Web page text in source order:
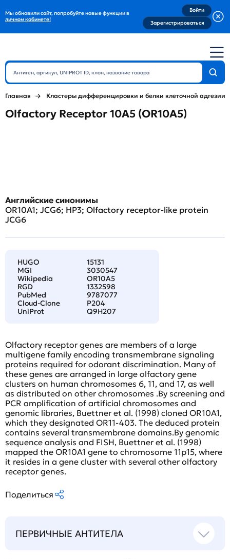
Мы обновили сайт, попробуйте новые функции в
личном кабинете!
Войти
Зарегистрироваться
Главная Кластеры дифференцировки и белки клеточной адгезии
Olfactory Receptor 10A5 (OR10A5)
Английские синонимы
OR10A1; JCG6; HP3; Olfactory receptor-like protein
JCG6
HUGO
15131
MGI
3030547
Wikipedia
OR10A5
RGD
1332598
PubMed
9787077
Cloud-Clone
P204
UniProt
Q9H207
Olfactory receptor genes are members of a large
multigene family encoding transmembrane signaling
proteins required for odorant discrimination. Many of
these genes are arranged in large olfactory gene
clusters on human chromosomes 6, 11, and 17, as well
as distributed on other chromosomes .By screening and
PCR amplification of artificial chromosomes and
genomic libraries, Buettner et al. (1998) cloned OR10A1,
which they designated OR11-403. The deduced protein
contains several transmembrane domains.By genomic
sequence analysis and FISH, Buettner et al. (1998)
mapped the OR10A1 gene to chromosome 11p15, where
it resides in a gene cluster with several other olfactory
receptor genes.
Поделиться
ПЕРВИЧНЫЕ АНТИТЕЛА